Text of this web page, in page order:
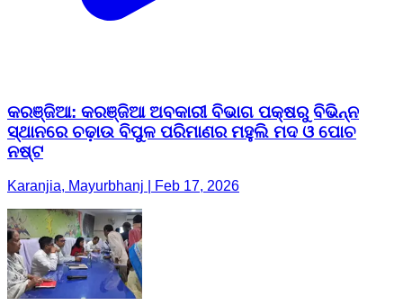
କରଞ୍ଜିଆ: କରଞ୍ଜିଆ ଅବକାରୀ ବିଭାଗ ପକ୍ଷରୁ ବିଭିନ୍ନ
ସ୍ଥାନରେ ଚଢ଼ାଉ ବିପୁଳ ପରିମାଣର ମହୁଲି ମଦ ଓ ପୋଚ
ନଷ୍ଟ
Karanjia, Mayurbhanj | Feb 17, 2026